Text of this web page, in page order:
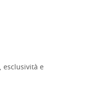
esclusività e